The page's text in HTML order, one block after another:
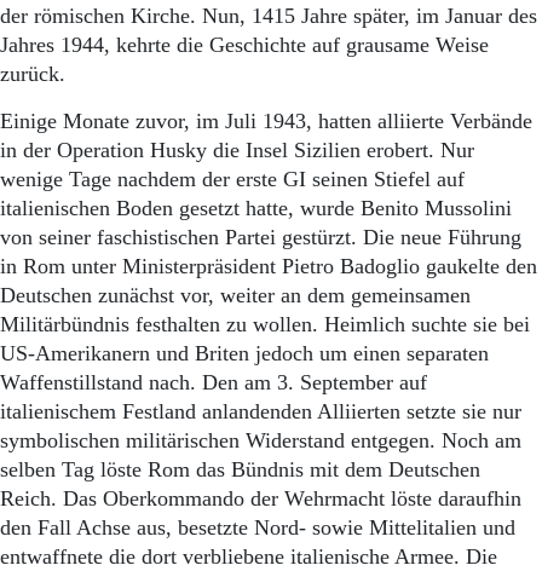
der römischen Kirche. Nun, 1415 Jahre später, im Januar des
Jahres 1944, kehrte die Geschichte auf grausame Weise
zurück.
Einige Monate zuvor, im Juli 1943, hatten alliierte Verbände
in der Operation Husky die Insel Sizilien erobert. Nur
wenige Tage nachdem der erste GI seinen Stiefel auf
italienischen Boden gesetzt hatte, wurde Benito Mussolini
von seiner faschistischen Partei gestürzt. Die neue Führung
in Rom unter Ministerpräsident Pietro Badoglio gaukelte den
Deutschen zunächst vor, weiter an dem gemeinsamen
Militärbündnis festhalten zu wollen. Heimlich suchte sie bei
US-Amerikanern und Briten jedoch um einen separaten
Waffenstillstand nach. Den am 3. September auf
italienischem Festland anlandenden Alliierten setzte sie nur
symbolischen militärischen Widerstand entgegen. Noch am
selben Tag löste Rom das Bündnis mit dem Deutschen
Reich. Das Oberkommando der Wehrmacht löste daraufhin
den Fall Achse aus, besetzte Nord- sowie Mittelitalien und
entwaffnete die dort verbliebene italienische Armee. Die